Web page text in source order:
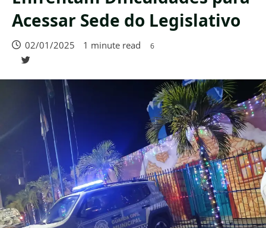
Acessar Sede do Legislativo
02/01/2025 1 minute read 6